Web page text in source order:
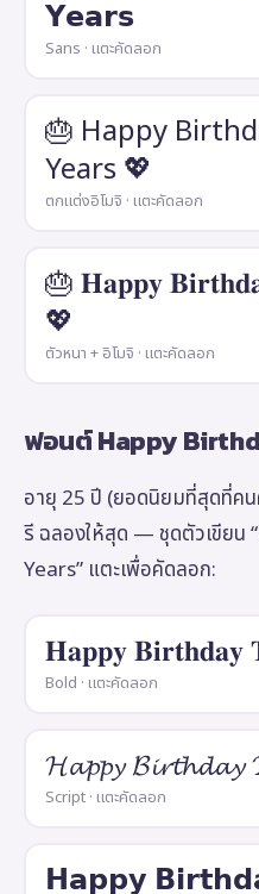
𝗬𝗲𝗮𝗿𝘀
Sans · แตะคัดลอก
🎂 Happy
Years 💖
ตกแต่งอิโมจิ · แตะคัดลอก
🎂 𝐇𝐚𝐩𝐩𝐲
💖
ตัวหนา + อิโมจิ · แตะคัดลอก
ฟอนต์ Happy
อายุ 25 ปี (ยอดนิยมที่สุดที่ค
รี ฉลองให้สุด — ชุดตัวเขียน
Years” แตะเพื่อคัดลอก:
𝐇𝐚𝐩𝐩𝐲
Bold · แตะคัดลอก
𝓗𝓪𝓹𝓹𝔂
Script · แตะคัดลอก
𝗛𝗮𝗽𝗽𝘆